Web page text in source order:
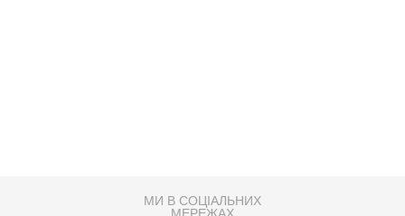
МИ В СОЦІАЛЬНИХ